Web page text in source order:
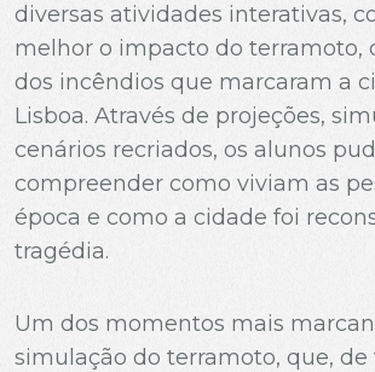
diversas atividades interativas,
melhor o impacto do terramoto,
dos incêndios que marcaram a
Lisboa. Através de projeções,
cenários recriados, os alunos
compreender como viviam as
época e como a cidade foi
tragédia.
Um dos momentos mais
simulação do terramoto, que, de